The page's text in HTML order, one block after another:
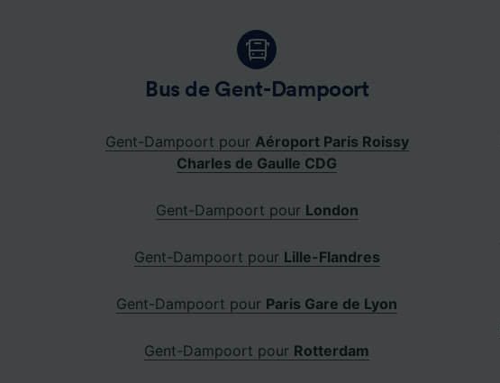
Bus de Gent-Dampoort
Gent-Dampoort pour Aéroport Paris Roissy
Charles de Gaulle CDG
Gent-Dampoort pour London
Gent-Dampoort pour Lille-Flandres
Gent-Dampoort pour Paris Gare de Lyon
Gent-Dampoort pour Rotterdam